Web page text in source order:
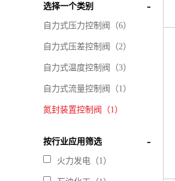
选择一个类别
自力式压力控制阀（6）
自力式压差控制阀（2）
自力式温度控制阀（3）
自力式流量控制阀（1）
氮封装置控制阀（1）
按行业应用筛选
火力发电（1）